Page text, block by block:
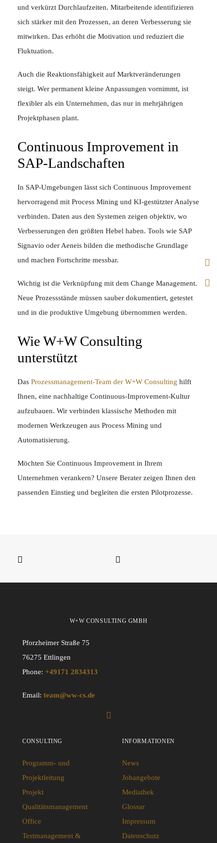
und verkürzt Durchlaufzeiten. Mitarbeitende identifizieren
sich stärker mit den Prozessen, an deren Verbesserung sie
mitwirken. Das erhöht die Motivation und reduziert die
Fluktuation.
Auch die Reaktionsfähigkeit auf Marktveränderungen
steigt. Wer permanent kleine Anpassungen vornimmt, ist
flexibler als ein Unternehmen, das nur in mehrjährigen
Projektphasen plant.
Continuous Improvement in
SAP-Landschaften
In SAP-Umgebungen lässt sich Continuous Improvement
hervorragend mit Process Mining und KI-gestützter Analyse
verbinden. Daten aus den Systemen zeigen objektiv, wo
Verbesserungen den größten Hebel haben. Tools wie SAP
Signavio oder Aeneis bilden die methodische Grundlage
und machen Fortschritte messbar.
Wichtig ist die Verknüpfung mit dem Change Management.
Neue Prozessstände müssen sauber dokumentiert, getestet
und in die produktive Umgebung übernommen werden.
Wie W+W Consulting
unterstützt
Das Prozessmanagement-Team der W+W Consulting hilft
Ihnen, eine nachhaltige Continuous-Improvement-Kultur
aufzubauen. Wir verbinden klassische Methoden mit
modernen Werkzeugen aus Process Mining und
Automatisierung.
Möchten Sie Continuous Improvement in Ihrem
Unternehmen verankern? Unsere Berater zeigen Ihnen den
passenden Einstieg und begleiten die ersten Pilotprozesse.
W+W CONSULTING GMBH
Pforzheimer Straße 75
76275 Ettlingen
Phone: +49171 2834313
Email: team@ww-cs.de
CONSULTING
Programm- und
Projektleitung
Projekt
Qualitätsmanagement
Office
Testmanagement &
INFORMATIONEN
News
Jobangebote
Mediathek
Glossar
Impressum
Datenschutz